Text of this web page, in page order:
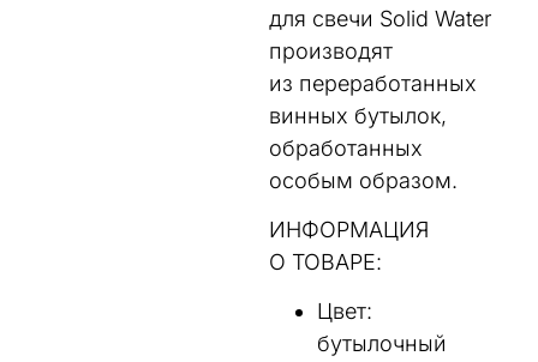
для свечи Solid Water
производят
из переработанных
винных бутылок,
обработанных
особым образом.
ИНФОРМАЦИЯ
О ТОВАРЕ:
Цвет:
бутылочный